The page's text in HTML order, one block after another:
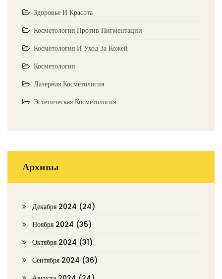
Здоровье И Красота
Косметология Против Пигментации
Косметология И Уход За Кожей
Косметология
Лазерная Косметология
Эстетическая Косметология
Архивы
Декабря 2024 (24)
Ноября 2024 (35)
Октября 2024 (31)
Сентября 2024 (36)